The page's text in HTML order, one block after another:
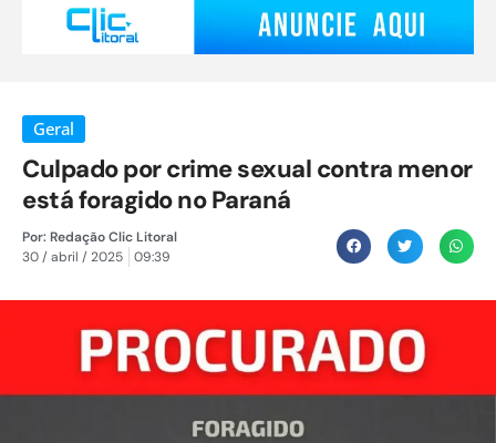
Geral
Culpado por crime sexual contra menor
está foragido no Paraná
Por:Redação Clic Litoral
30 / abril / 2025
09:39